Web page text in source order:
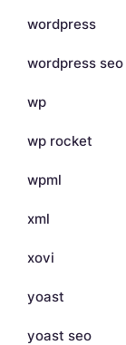
wordpress
wordpress seo
wp
wp rocket
wpml
xml
xovi
yoast
yoast seo